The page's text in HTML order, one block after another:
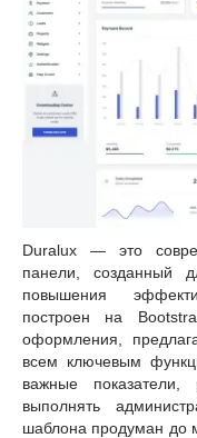
Duralux — это
панели, созданный
повышения
построен на
оформления,
всем ключевым
важные
выполнять
шаблона продуман до